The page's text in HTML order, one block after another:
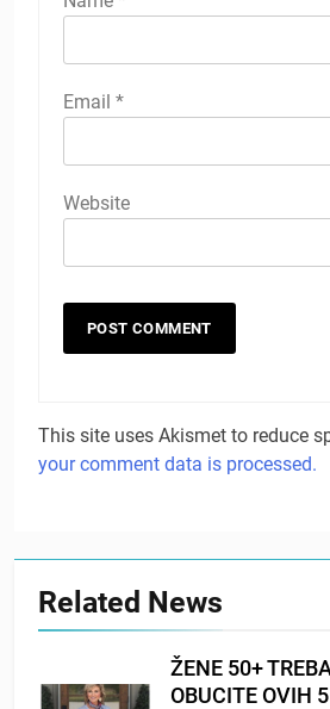
Email *
Website
This site uses Akismet to reduce
your comment data is processed.
Related News
ŽENE 50+
OBUCITE OVIH